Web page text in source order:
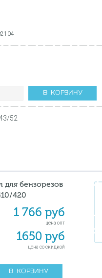
В КОРЗИНУ
52
для бензорезов
420
1 766 руб
цена опт
1650 руб
цена со скидкой
В КОРЗИНУ